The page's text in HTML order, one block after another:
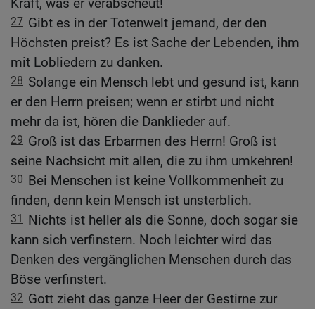
Kraft, was er verabscheut!
27 Gibt es in der Totenwelt jemand, der den
Höchsten preist? Es ist Sache der Lebenden, ihm
mit Lobliedern zu danken.
28 Solange ein Mensch lebt und gesund ist, kann
er den Herrn preisen; wenn er stirbt und nicht
mehr da ist, hören die Danklieder auf.
29 Groß ist das Erbarmen des Herrn! Groß ist
seine Nachsicht mit allen, die zu ihm umkehren!
30 Bei Menschen ist keine Vollkommenheit zu
finden, denn kein Mensch ist unsterblich.
31
Nichts ist heller als die Sonne, doch sogar sie
kann sich verfinstern. Noch leichter wird das
Denken des vergänglichen Menschen durch das
Böse verfinstert.
32 Gott zieht das ganze Heer der Gestirne zur